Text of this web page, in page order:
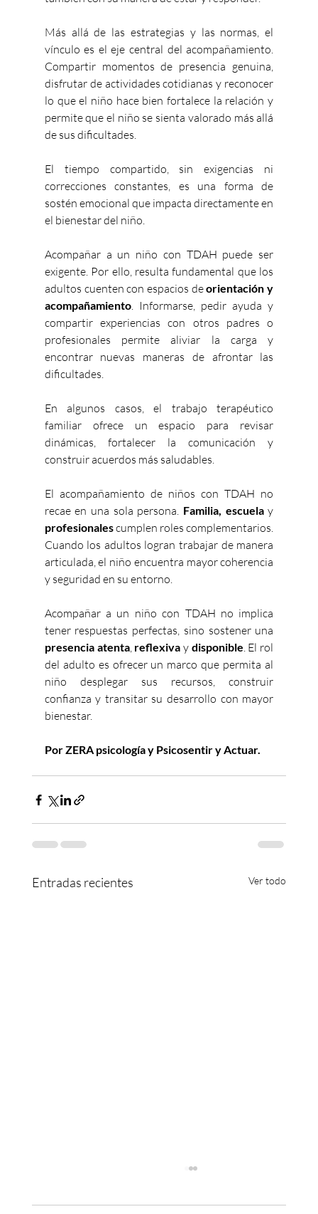
Más allá de las estrategias y las normas, el
vínculo es el eje central del acompañamiento.
Compartir momentos de presencia genuina,
disfrutar de actividades cotidianas y reconocer
lo que el niño hace bien fortalece la relación y
permite que el niño se sienta valorado más allá
de sus dificultades.
El tiempo compartido, sin exigencias ni
correcciones constantes, es una forma de
sostén emocional que impacta directamente en
el bienestar del niño.
Acompañar a un niño con TDAH puede ser
exigente. Por ello, resulta fundamental que los
adultos cuenten con espacios de orientación y
acompañamiento. Informarse, pedir ayuda y
compartir experiencias con otros padres o
profesionales permite aliviar la carga y
encontrar nuevas maneras de afrontar las
dificultades.
En algunos casos, el trabajo terapéutico
familiar ofrece un espacio para revisar
dinámicas, fortalecer la comunicación y
construir acuerdos más saludables.
El acompañamiento de niños con TDAH no
recae en una sola persona. Familia, escuela
profesionales cumplen roles complementarios.
Cuando los adultos logran trabajar de manera
articulada, el niño encuentra mayor coherencia
y seguridad en su entorno.
Acompañar a un niño con TDAH no implica
presencia atenta, reflexiva y disponible. El rol
del adulto es ofrecer un marco que permita al
niño desplegar sus recursos, construir
confianza y transitar su desarrollo con mayor
bienestar.
Por ZERA psicología y Psicosentir y Actuar.
Entradas recientes Ver todo